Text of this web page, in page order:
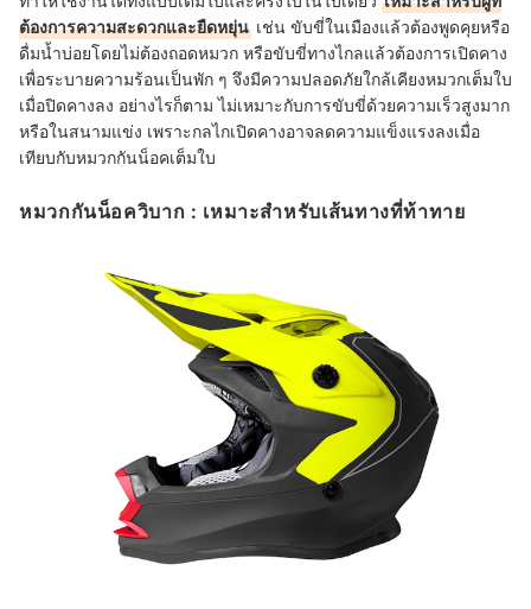
ต้องการความสะดวกและยืดหยุ่น เช่น ขับขี่ในเมืองแล้วต้องพูดคุยหรือ
ดื่มน้ำบ่อยโดยไม่ต้องถอดหมวก หรือขับขี่ทางไกลแล้วต้องการเปิดคาง
เพื่อระบายความร้อนเป็นพัก ๆ จึงมีความปลอดภัยใกล้เคียงหมวกเต็มใบ
เมื่อปิดคางลง อย่างไรก็ตาม ไม่เหมาะกับการขับขี่ด้วยความเร็วสูงมาก
หรือในสนามแข่ง เพราะกลไกเปิดคางอาจลดความแข็งแรงลงเมื่อ
เทียบกับหมวกกันน็อคเต็มใบ
หมวกกันน็อควิบาก : เหมาะสำหรับเส้นทางที่ท้าทาย